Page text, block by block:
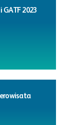
2023